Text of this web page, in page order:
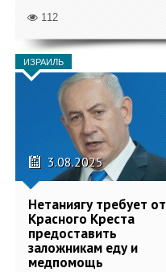
112
ИЗРАИЛЬ
3.08.2025
Нетаниягу требует от
Красного Креста
предоставить
заложникам еду и
медпомощь